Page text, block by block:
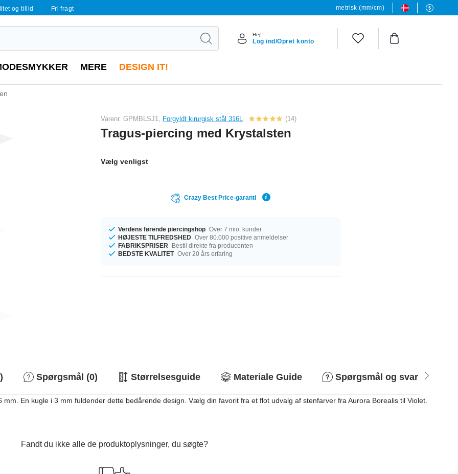
og tillid Fri fragt metrisk (mm/cm)
Hej!
Log ind/Opret konto
MERE DESIGN IT!
Varenr. GPMBLSJ1, Forgyldt kirurgisk stål 316L (14)
Tragus-piercing med Krystalsten
Vælg venligst
Crazy Best Price-garanti
Verdens førende piercingshop Over 7 mio. kunder
HØJESTE TILFREDSHED Over 80.000 positive anmeldelser
FABRIKSPRISER
Bestil direkte fra producenten
BEDSTE KVALITET Over 20 års erfaring
Spørgsmål (0) Størrelsesguide Materiale Guide Spørgsmål og svar
En kugle i 3 mm fuldender dette bedårende design. Vælg din favorit fra et flot udvalg af stenfarver fra Aurora Borealis til Violet.
Fandt du ikke alle de produktoplysninger, du søgte?